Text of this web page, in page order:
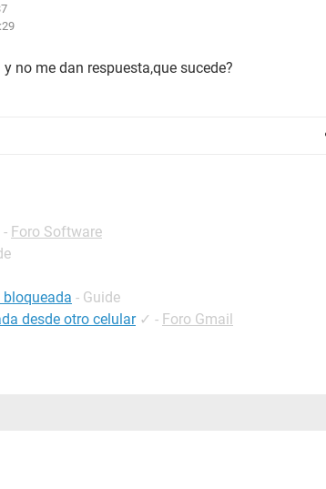
no me dan respuesta,que sucede?
- Foro Software
- Guide
desde otro celular ✓ - Foro Gmail